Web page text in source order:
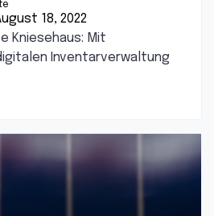
18, 2022
Kniesehaus: Mit
Inventarverwaltung